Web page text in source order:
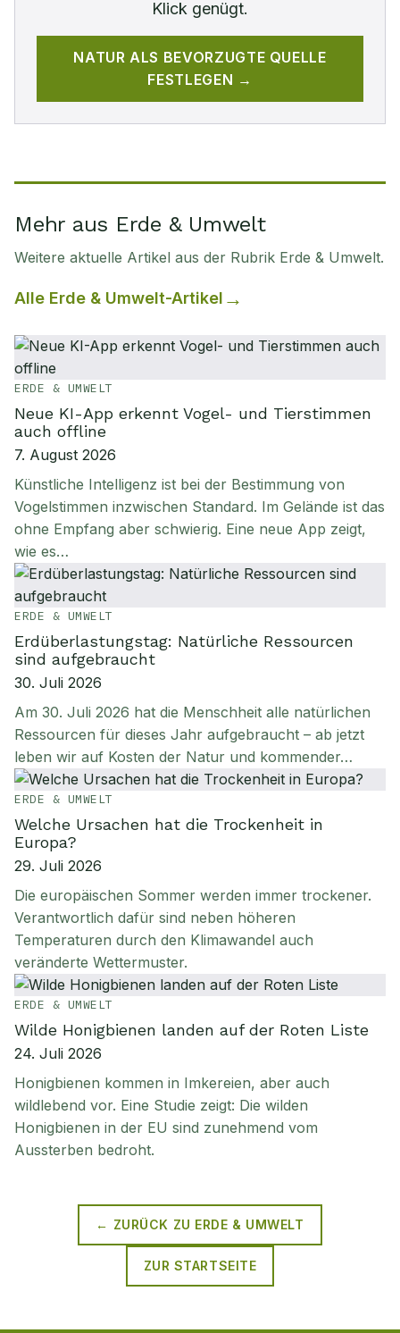
Klick genügt.
NATUR ALS BEVORZUGTE QUELLE
FESTLEGEN →
Mehr aus Erde & Umwelt
Weitere aktuelle Artikel aus der Rubrik Erde & Umwelt.
Alle Erde & Umwelt-Artikel
ERDE & UMWELT
Neue KI-App erkennt Vogel- und Tierstimmen
auch offline
7. August 2026
Künstliche Intelligenz ist bei der Bestimmung von
Vogelstimmen inzwischen Standard. Im Gelände ist das
ohne Empfang aber schwierig. Eine neue App zeigt,
wie es…
ERDE & UMWELT
Erdüberlastungstag: Natürliche Ressourcen
sind aufgebraucht
30. Juli 2026
Am 30. Juli 2026 hat die Menschheit alle natürlichen
Ressourcen für dieses Jahr aufgebraucht – ab jetzt
leben wir auf Kosten der Natur und kommender…
ERDE & UMWELT
Welche Ursachen hat die Trockenheit in
Europa?
29. Juli 2026
Die europäischen Sommer werden immer trockener.
Verantwortlich dafür sind neben höheren
Temperaturen durch den Klimawandel auch
veränderte Wettermuster.
ERDE & UMWELT
Wilde Honigbienen landen auf der Roten Liste
24. Juli 2026
Honigbienen kommen in Imkereien, aber auch
wildlebend vor. Eine Studie zeigt: Die wilden
Honigbienen in der EU sind zunehmend vom
Aussterben bedroht.
← ZURÜCK ZU ERDE & UMWELT
ZUR STARTSEITE